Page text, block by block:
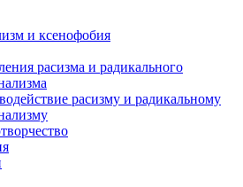
и ксенофобия
расизма и радикального
расизму и радикальному